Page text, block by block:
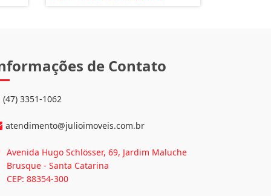
de Contato
(47) 3351-1062
atendimento@julioimoveis.com.br
Avenida Hugo Schlösser, 69, Jardim Maluche
Brusque - Santa Catarina
CEP: 88354-300